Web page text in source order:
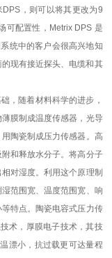
，则可以将其更改为9
可配置性，Metrix DPS 是
统中的客户会很高兴地知
现有接近探头、电缆和其
，随着材料科学的进步，
膜制成温度传感器，光导
陶瓷制成压力传感器。高
和释放水分子。将高分子
对湿度。利用这个原理制
范围宽、温度范围宽、响
特点。陶瓷电容式压力传
术，厚膜电子技术，其技
漂小，抗过载更可达量程